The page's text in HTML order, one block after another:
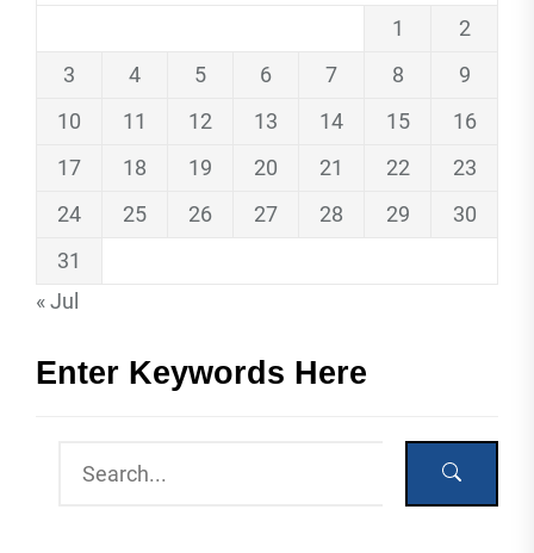
1
2
3
4 5 6 7 8
9
10
11 12 13 14 15
16
17
18 19 20 21 22
23
24
25 26 27 28 29
30
31
« Jul
Enter Keywords Here